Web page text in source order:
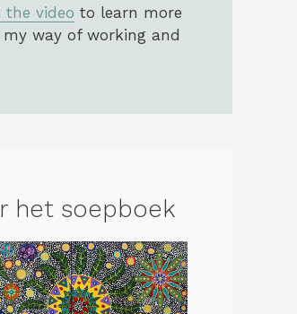
the video to learn more
way of working and
het soepboek